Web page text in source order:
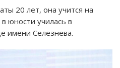
20 лет, она учится на
юности училась в
имени Селезнева.